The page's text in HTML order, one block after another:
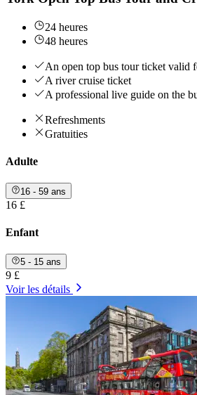
24 heures
48 heures
An open top bus tour ticket valid
A river cruise ticket
A professional live guide on the
Refreshments
Gratuities
Adulte
16 - 59 ans
16 £
Enfant
5 - 15 ans
9 £
Voir les détails